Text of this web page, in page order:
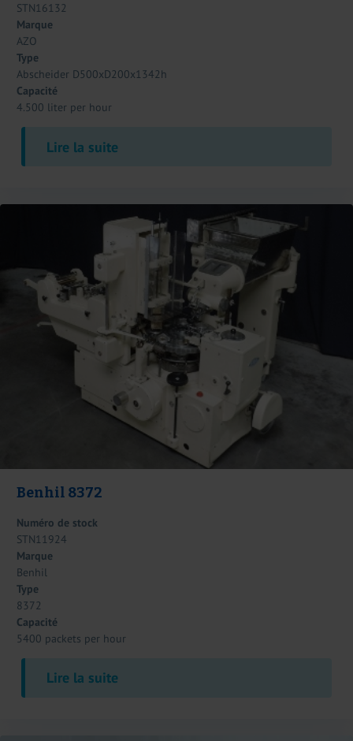
STN16132
Marque
AZO
Type
Abscheider D500xD200x1342h
Capacité
4.500 liter per hour
Lire la suite
Benhil 8372
Numéro de stock
STN11924
Marque
Benhil
Type
8372
Capacité
5400 packets per hour
Lire la suite